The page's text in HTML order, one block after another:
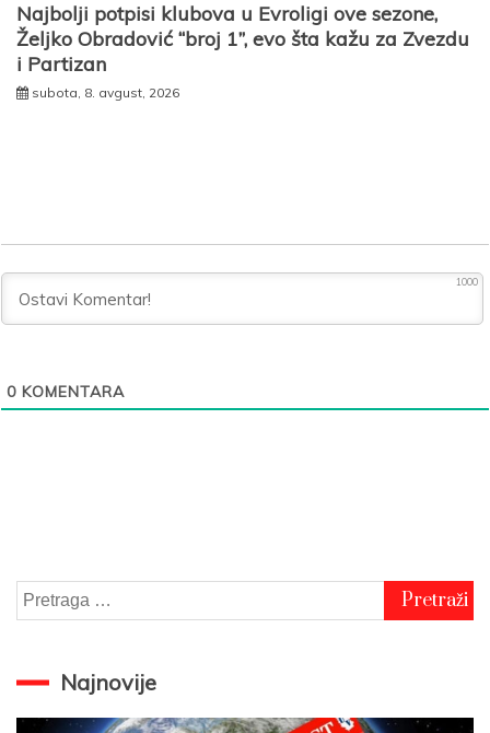
Najbolji potpisi klubova u Evroligi ove sezone,
Željko Obradović “broj 1”, evo šta kažu za Zvezdu
i Partizan
subota, 8. avgust, 2026
1000
0 KOMENTARA
Pretraga
za:
Najnovije